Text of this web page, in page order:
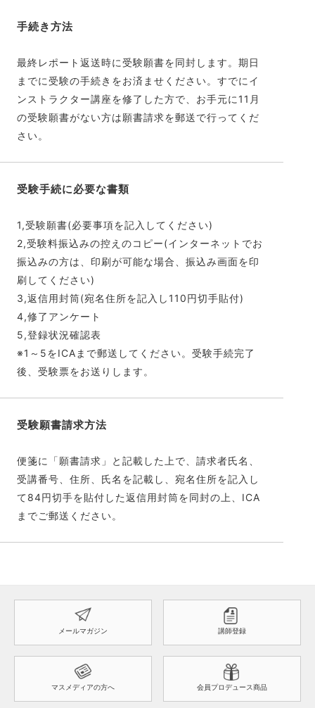
手続き方法
最終レポート返送時に受験願書を同封します。期日
までに受験の手続きをお済ませください。すでにイ
ンストラクター講座を修了した方で、お手元に11月
の受験願書がない方は願書請求を郵送で行ってくだ
さい。
受験手続に必要な書類
1,受験願書(必要事項を記入してください)
2,受験料振込みの控えのコピー(インターネットでお
振込みの方は、印刷が可能な場合、振込み画面を印
刷してください)
3,返信用封筒(宛名住所を記入し110円切手貼付)
4,修了アンケート
5,登録状況確認表
※1～5をICAまで郵送してください。受験手続完了
後、受験票をお送りします。
受験願書請求方法
便箋に「願書請求」と記載した上で、請求者氏名、
受講番号、住所、氏名を記載し、宛名住所を記入し
て84円切手を貼付した返信用封筒を同封の上、ICA
までご郵送ください。
メールマガジン 講師登録
マスメディアの方へ 会員プロデュース商品